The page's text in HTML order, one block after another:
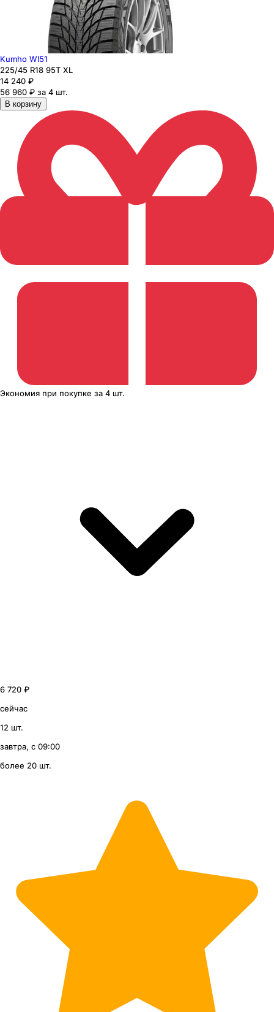
Kumho WI51
225/45 R18 95T XL
14 240 ₽
56 960 ₽ за 4 шт.
В корзину
Экономия при покупке за 4 шт.
6 720 ₽
сейчас
12 шт.
завтра, с 09:00
более 20 шт.